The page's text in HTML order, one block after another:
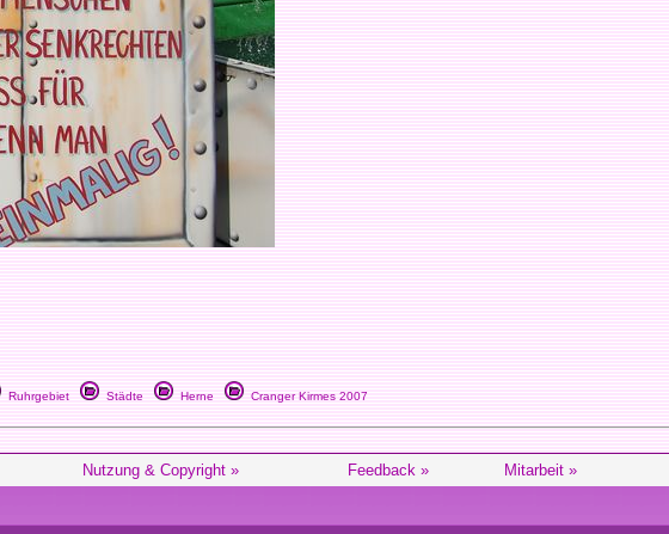
Ruhrgebiet Städte Herne Cranger Kirmes 2007
Nutzung & Copyright » Feedback » Mitarbeit »